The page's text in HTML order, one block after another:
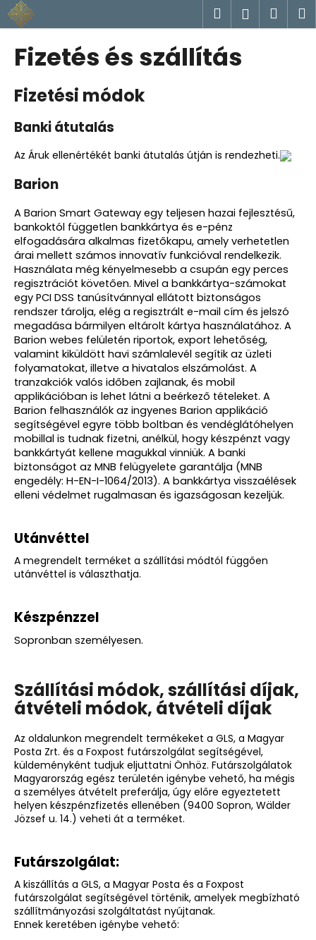
Ugrás
fő
tartalomhoz
Keresés
Fizetés és szállítás
Fizetési módok
Banki átutalás
Az Áruk ellenértékét banki átutalás útján is rendezheti.
Barion
A Barion Smart Gateway egy teljesen hazai fejlesztésű,
bankoktól független bankkártya és e-pénz
elfogadására alkalmas fizetőkapu, amely verhetetlen
árai mellett számos innovatív funkcióval rendelkezik.
Használata még kényelmesebb a csupán egy perces
regisztrációt követően. Mivel a bankkártya-számokat
egy PCI DSS tanúsítvánnyal ellátott biztonságos
rendszer tárolja, elég a regisztrált e-mail cím és jelszó
megadása bármilyen eltárolt kártya használatához. A
Barion webes felületén riportok, export lehetőség,
valamint kiküldött havi számlalevél segítik az üzleti
folyamatokat, illetve a hivatalos elszámolást. A
tranzakciók valós időben zajlanak, és mobil
applikációban is lehet látni a beérkező tételeket. A
Barion felhasználók az ingyenes Barion applikáció
segítségével egyre több boltban és vendéglátóhelyen
mobillal is tudnak fizetni, anélkül, hogy készpénzt vagy
bankkártyát kellene magukkal vinniük. A banki
biztonságot az MNB felügyelete garantálja (MNB
engedély: H-EN-I-1064/2013). A bankkártya visszaélések
elleni védelmet rugalmasan és igazságosan kezeljük.
Utánvéttel
A megrendelt terméket a szállítási módtól függően
utánvéttel is választhatja.
Készpénzzel
Sopronban személyesen.
Szállítási módok, szállítási díjak,
átvételi módok, átvételi díjak
Az oldalunkon megrendelt termékeket a GLS, a Magyar
Posta Zrt. és a Foxpost futárszolgálat segítségével,
küldeményként tudjuk eljuttatni Önhöz. Futárszolgálatok
Magyarország egész területén igénybe vehető, ha mégis
a személyes átvételt preferálja, úgy előre egyeztetett
helyen készpénzfizetés ellenében (9400 Sopron, Wälder
Jözsef u. 14.) veheti át a terméket.
Futárszolgálat:
A kiszállítás a GLS, a Magyar Posta és a Foxpost
futárszolgálat segítségével történik, amelyek megbízható
szállítmányozási szolgáltatást nyújtanak.
Ennek keretében igénybe vehető:
K
o
i
k
e
e
s
?
KERESÉS